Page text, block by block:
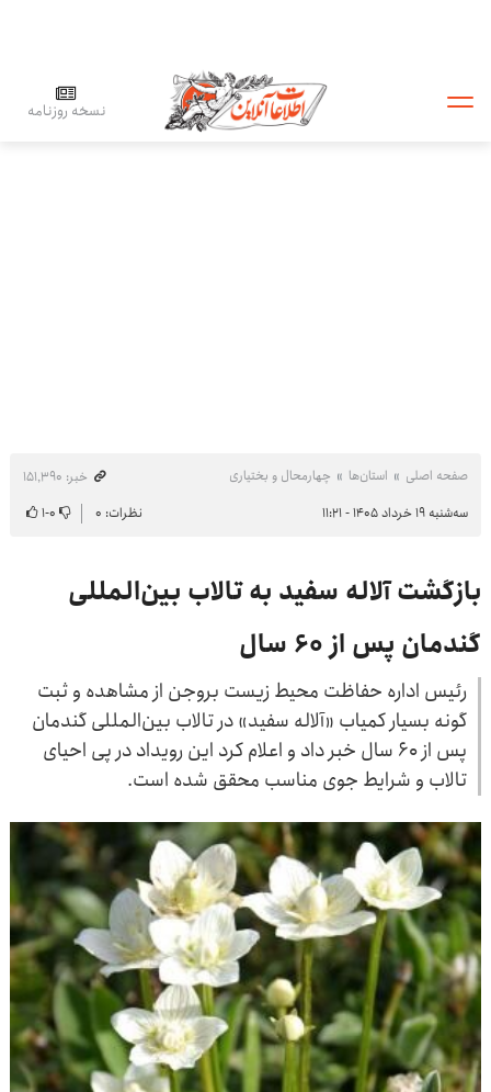
نسخه روزنامه
صفحه اصلی استان‌ها چهارمحال و بختیاری
خبر: ۱۵۱٬۳۹۰
سه‌شنبه ۱۹ خرداد ۱۴۰۵ - ۱۱:۲۱
نظرات: ۰ ۰-۱
بازگشت آلاله سفید به تالاب بین‌المللی
گندمان پس از ۶۰ سال
رئیس اداره حفاظت محیط زیست بروجن از مشاهده و ثبت
گونه بسیار کمیاب «آلاله سفید» در تالاب بین‌المللی گندمان
پس از ۶۰ سال خبر داد و اعلام کرد این رویداد در پی احیای
تالاب و شرایط جوی مناسب محقق شده است.